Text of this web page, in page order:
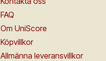
FAQ
Om UniScore
Köpvillkor
Allmänna leveransvillkor